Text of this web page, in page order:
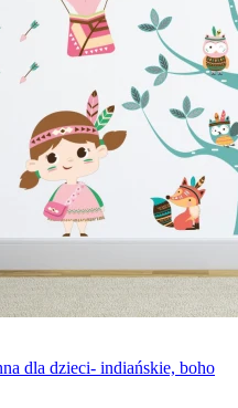
dla dzieci- indiańskie, boho